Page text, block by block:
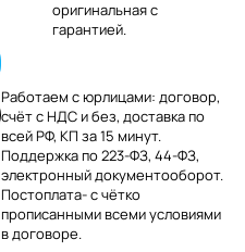
оригинальная с
гарантией.
Работаем с юрлицами: договор,
счёт с НДС и без, доставка по
всей РФ, КП за 15 минут.
Поддержка по 223-ФЗ, 44-ФЗ,
электронный документооборот.
Постоплата- с чётко
прописанными всеми условиями
в договоре.